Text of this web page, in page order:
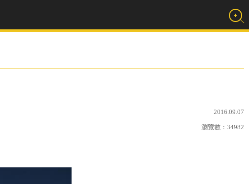
2016.09.07
瀏覽數： 34982